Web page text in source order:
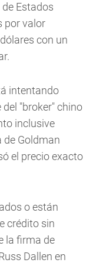
Estados
por valor
con un
intentando
"broker" chino
inclusive
de Goldman
el precio exacto
o están
crédito sin
la firma de
Dallen en